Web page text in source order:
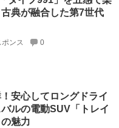
典が融合した第7世代
ポンス 0
安心してロングドライ
ルの電動SUV「トレイ
魅力